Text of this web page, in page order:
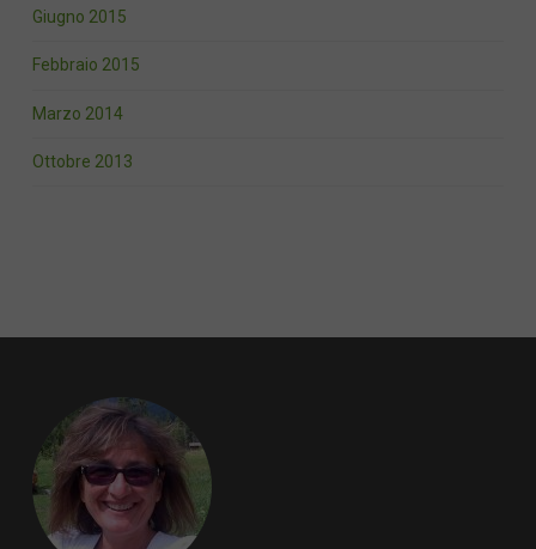
Giugno 2015
Febbraio 2015
Marzo 2014
Ottobre 2013